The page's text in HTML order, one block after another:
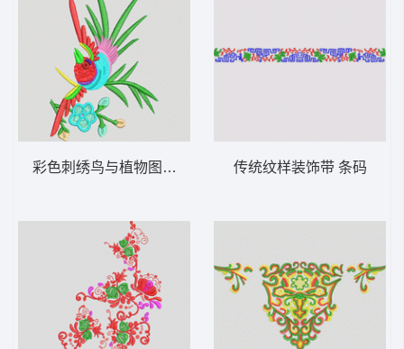
彩色刺绣鸟与植物图案 小鸟 传统纹样装饰带 条码